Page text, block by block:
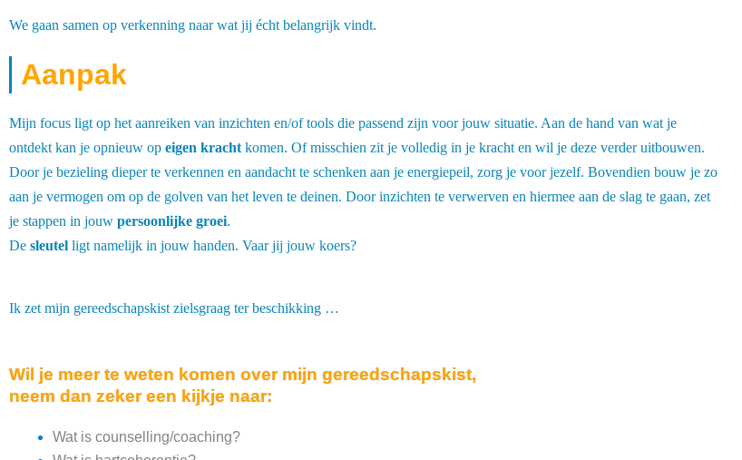
We gaan samen op verkenning naar wat jij écht belangrijk vindt.
Aanpak
Mijn focus ligt op het aanreiken van inzichten en/of tools die passend zijn voor jouw situatie. Aan de hand van wat je
ontdekt kan je opnieuw op eigen kracht komen. Of misschien zit je volledig in je kracht en wil je deze verder uitbouwen.
Door je bezieling dieper te verkennen en aandacht te schenken aan je energiepeil, zorg je voor jezelf. Bovendien bouw je zo
aan je vermogen om op de golven van het leven te deinen. Door inzichten te verwerven en hiermee aan de slag te gaan, zet
je stappen in jouw persoonlijke groei.
De sleutel ligt namelijk in jouw handen. Vaar jij jouw koers?
Ik zet mijn gereedschapskist zielsgraag ter beschikking …
Wil je meer te weten komen over mijn gereedschapskist,
neem dan zeker een kijkje naar:
Wat is counselling/coaching?